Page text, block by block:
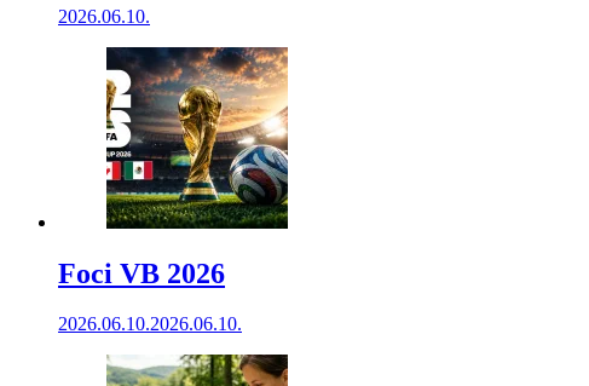
2026.06.10.
Foci VB 2026
2026.06.10.2026.06.10.